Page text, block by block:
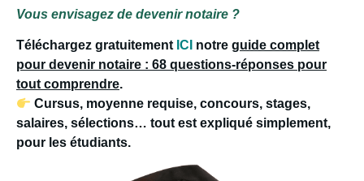
Vous envisagez de devenir notaire ?
Téléchargez gratuitement ICI notre guide complet
pour devenir notaire : 68 questions-réponses pour
tout comprendre.
Cursus, moyenne requise, concours, stages,
salaires, sélections… tout est expliqué simplement,
pour les étudiants.